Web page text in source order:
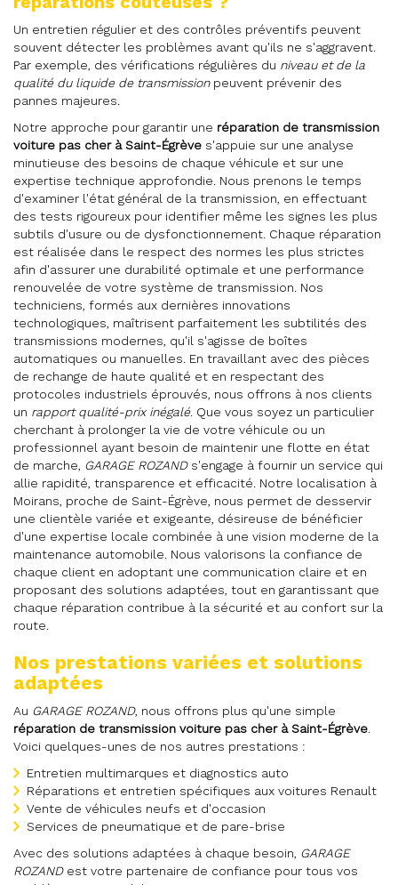
Un entretien régulier et des contrôles préventifs peuvent
souvent détecter les problèmes avant qu'ils ne s'aggravent.
Par exemple, des vérifications régulières du niveau et de la
qualité du liquide de transmissionpeuvent prévenir des
pannes majeures.
Notre approche pour garantir une réparation de transmission
voiture pas cher à Saint-Égrève s'appuie sur une analyse
minutieuse des besoins de chaque véhicule et sur une
expertise technique approfondie. Nous prenons le temps
d'examiner l'état général de la transmission, en effectuant
des tests rigoureux pour identifier même les signes les plus
subtils d'usure ou de dysfonctionnement. Chaque réparation
est réalisée dans le respect des normes les plus strictes
afin d'assurer une durabilité optimale et une performance
renouvelée de votre système de transmission. Nos
techniciens, formés aux dernières innovations
technologiques, maîtrisent parfaitement les subtilités des
transmissions modernes, qu'il s'agisse de boîtes
automatiques ou manuelles. En travaillant avec des pièces
de rechange de haute qualité et en respectant des
protocoles industriels éprouvés, nous offrons à nos clients
un rapport qualité-prix inégalé. Que vous soyez un particulier
cherchant à prolonger la vie de votre véhicule ou un
professionnel ayant besoin de maintenir une flotte en état
de marche, GARAGE ROZANDs'engage à fournir un service qui
allie rapidité, transparence et efficacité. Notre localisation à
Moirans, proche de Saint-Égrève, nous permet de desservir
une clientèle variée et exigeante, désireuse de bénéficier
d'une expertise locale combinée à une vision moderne de la
maintenance automobile. Nous valorisons la confiance de
chaque client en adoptant une communication claire et en
proposant des solutions adaptées, tout en garantissant que
chaque réparation contribue à la sécurité et au confort sur la
route.
Nos prestations variées et solutions
adaptées
Au GARAGE ROZAND, nous offrons plus qu'une simple
réparation de transmission voiture pas cher à Saint-Égrève.
Voici quelques-unes de nos autres prestations :
Entretien multimarques et diagnostics auto
Réparations et entretien spécifiques aux voitures Renault
Vente de véhicules neufs et d'occasion
Services de pneumatique et de pare-brise
Avec des solutions adaptées à chaque besoin, GARAGE
ROZANDest votre partenaire de confiance pour tous vos